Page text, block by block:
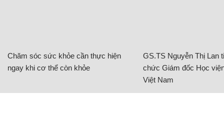
Chăm sóc sức khỏe cần thực hiện
ngay khi cơ thể còn khỏe
GS.TS Nguyễn Thị Lan
chức Giám đốc Học
Việt Nam